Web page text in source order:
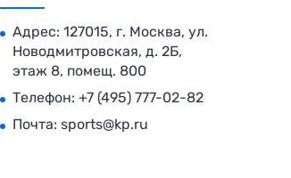
Адрес: 127015, г. Москва, ул.
Новодмитровская, д. 2Б,
этаж 8, помещ. 800
Телефон: +7 (495) 777-02-82
Почта: sports@kp.ru